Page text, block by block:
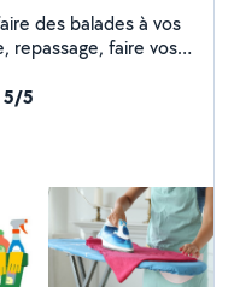
repassage, faire vos
5/5